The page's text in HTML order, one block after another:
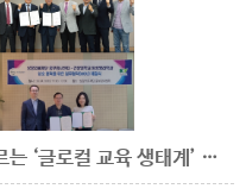
건양대, 국방·보건·지역정주 아우르는 ‘글로컬 교육 생태계’ 완성